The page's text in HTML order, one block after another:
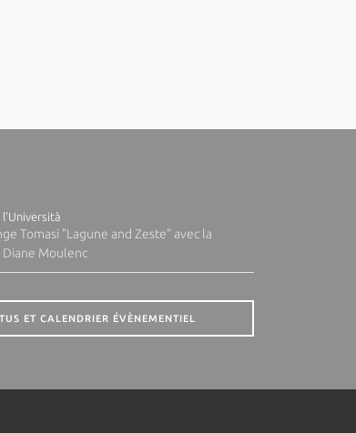
l'Università
Tomasi "Lagune and Zeste" avec la
Moulenc
ET CALENDRIER ÉVÈNEMENTIEL